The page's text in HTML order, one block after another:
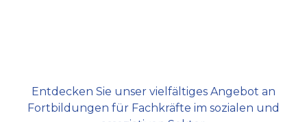
Entdecken Sie unser vielfältiges Angebot an
Fortbildungen für Fachkräfte im sozialen und